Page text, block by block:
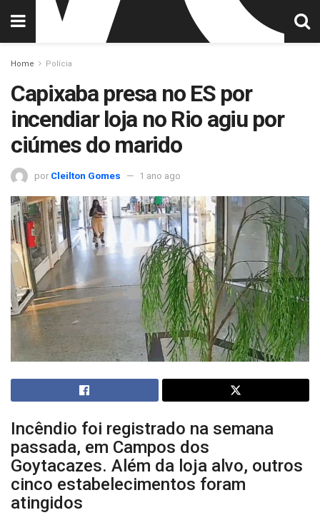
Home Polícia
Capixaba presa no ES por
incendiar loja no Rio agiu por
ciúmes do marido
por Cleilton Gomes 1 ano ago
Incêndio foi registrado na semana
passada, em Campos dos
Goytacazes. Além da loja alvo, outros
cinco estabelecimentos foram
atingidos